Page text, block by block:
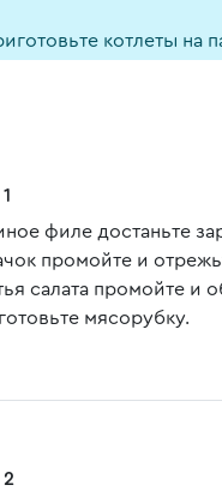
котлеты на
филе достаньте
промойте и
салата промойте и
мясорубку.